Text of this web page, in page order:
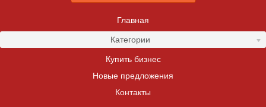
Главная
Категории
Купить бизнес
Новые предложения
Контакты